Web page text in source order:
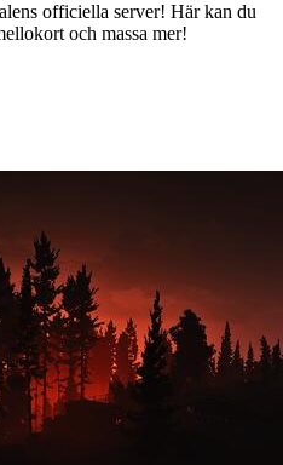
officiella server! Här kan du
och massa mer!